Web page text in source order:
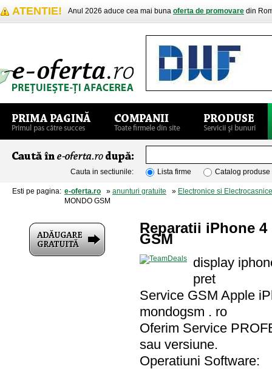
ATENTIE! Anul 2026 aduce cea mai buna oferta de promovare din
Cauta in sectiunile: Lista firme Catalog produse
Esti pe pagina: e-oferta.ro » anunturi gratuite » Electronice si Electrocasnice
MONDO GSM
Reparatii iPhone
GSM
display
pret
Service GSM Apple
mondogsm . ro
Oferim Service
sau versiune.
Operatiuni Software: